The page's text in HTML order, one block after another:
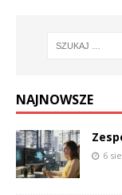
NAJNOWSZE
6